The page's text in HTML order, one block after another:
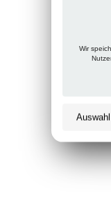
Wir